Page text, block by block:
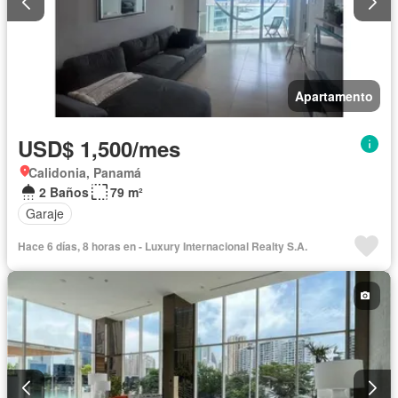
Apartamento
USD$ 1,500/mes
Calidonia, Panamá
2 Baños
79 m²
Garaje
Hace 6 días, 8 horas en - Luxury Internacional Realty S.A.